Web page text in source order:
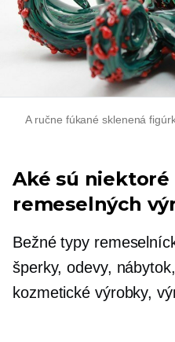
A ručne fúkané sklenená
Aké sú niektoré
remeselných
Bežné typy
šperky, odevy,
kozmetické výrobky,